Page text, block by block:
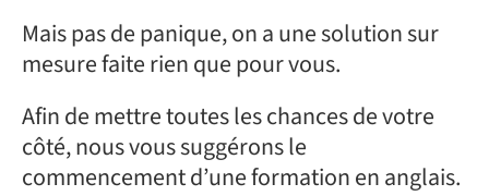
Mais pas de panique, on a une solution sur
mesure faite rien que pour vous.
Afin de mettre toutes les chances de votre
côté, nous vous suggérons le
commencement d’une formation en anglais.